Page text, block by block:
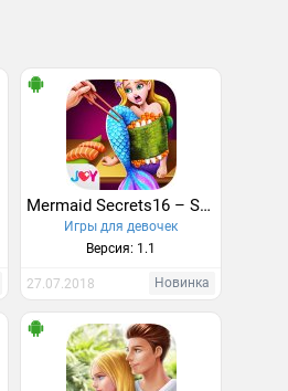
Mermaid Secrets16 – Save Mermaids Princess Sushi
Игры для девочек
Версия: 1.1
27.07.2018 Новинка